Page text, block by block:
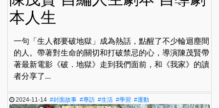
本人生
一句「生人都要破地獄」成為熱話，點醒了不少輪迴塵間
的人。帶著對生命的關切和打破禁忌的心，導演陳茂賢帶
著最新電影《破．地獄》走到我們面前，和《我家》的讀
者分享了...
2024-11-14#封面故事 #專訪 #生活 #學習 #運動